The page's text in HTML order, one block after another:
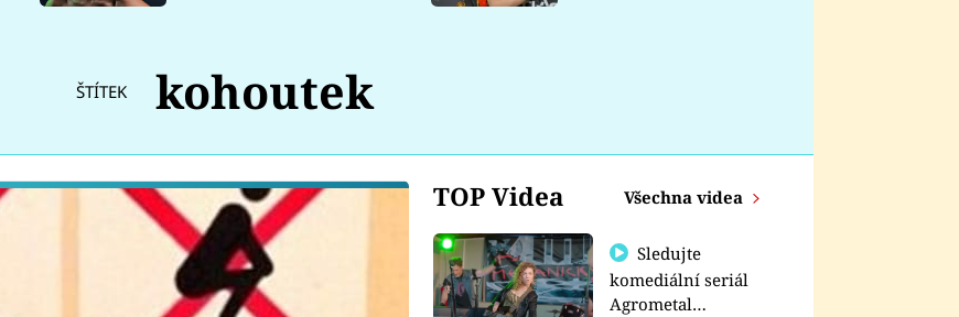
ŠTÍTEK kohoutek
TOP Videa Všechna videa
Sledujte
komediální seriál
Agrometal